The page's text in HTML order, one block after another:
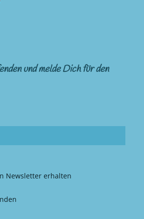
und melde Dich für den
Newsletter erhalten